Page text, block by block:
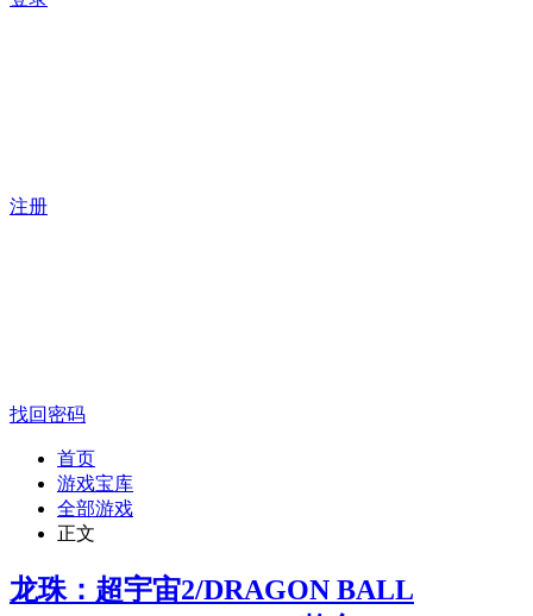
注册
找回密码
首页
游戏宝库
全部游戏
正文
龙珠：超宇宙2/DRAGON BALL